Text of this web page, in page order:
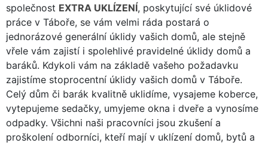
společnost EXTRA UKLÍZENÍ, poskytující své úklidové
práce v Táboře, se vám velmi ráda postará o
jednorázové generální úklidy vašich domů, ale stejně
vřele vám zajistí i spolehlivé pravidelné úklidy domů a
baráků. Kdykoli vám na základě vašeho požadavku
zajistíme stoprocentní úklidy vašich domů v Táboře.
Celý dům či barák kvalitně uklidíme, vysajeme koberce,
vytepujeme sedačky, umyjeme okna i dveře a vynosíme
odpadky. Všichni naši pracovníci jsou zkušení a
proškolení odborníci, kteří mají v uklízení domů, bytů a